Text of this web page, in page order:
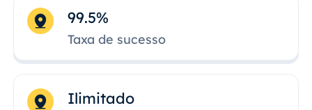
99.5%
Taxa de sucesso
Ilimitado